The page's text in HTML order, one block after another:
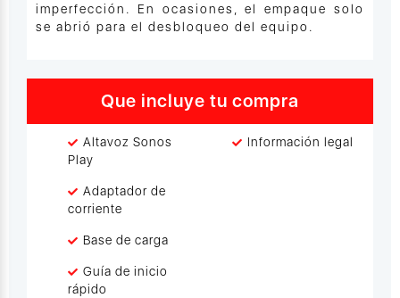
imperfección. En ocasiones, el empaque solo
se abrió para el desbloqueo del equipo.
Que incluye tu compra
Altavoz Sonos
Play
Adaptador de
corriente
Base de carga
Guía de inicio
rápido
Información legal